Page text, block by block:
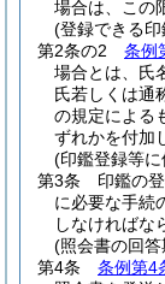
場合は、この
(登録できる印
第2条の2
条例
場合とは、氏
氏若しくは通
の規定による
ずれかを付加
(印鑑登録等
第3条
印鑑の
に必要な手続
しなければな
(照会書の回答
第4条
条例第4